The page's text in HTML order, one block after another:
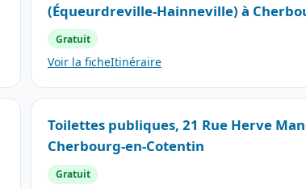
(Équeurdreville-Hainneville) à
Gratuit
Voir la ficheItinéraire
Toilettes publiques, 21 Rue Herve
Cherbourg-en-Cotentin
Gratuit